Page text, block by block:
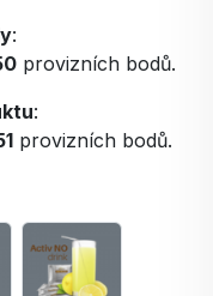
:
provizních bodů.
:
provizních bodů.